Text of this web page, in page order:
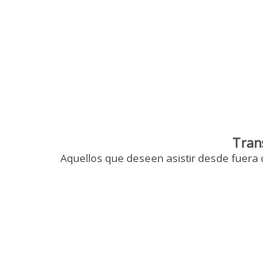
Aquellos que deseen asistir desde fuera